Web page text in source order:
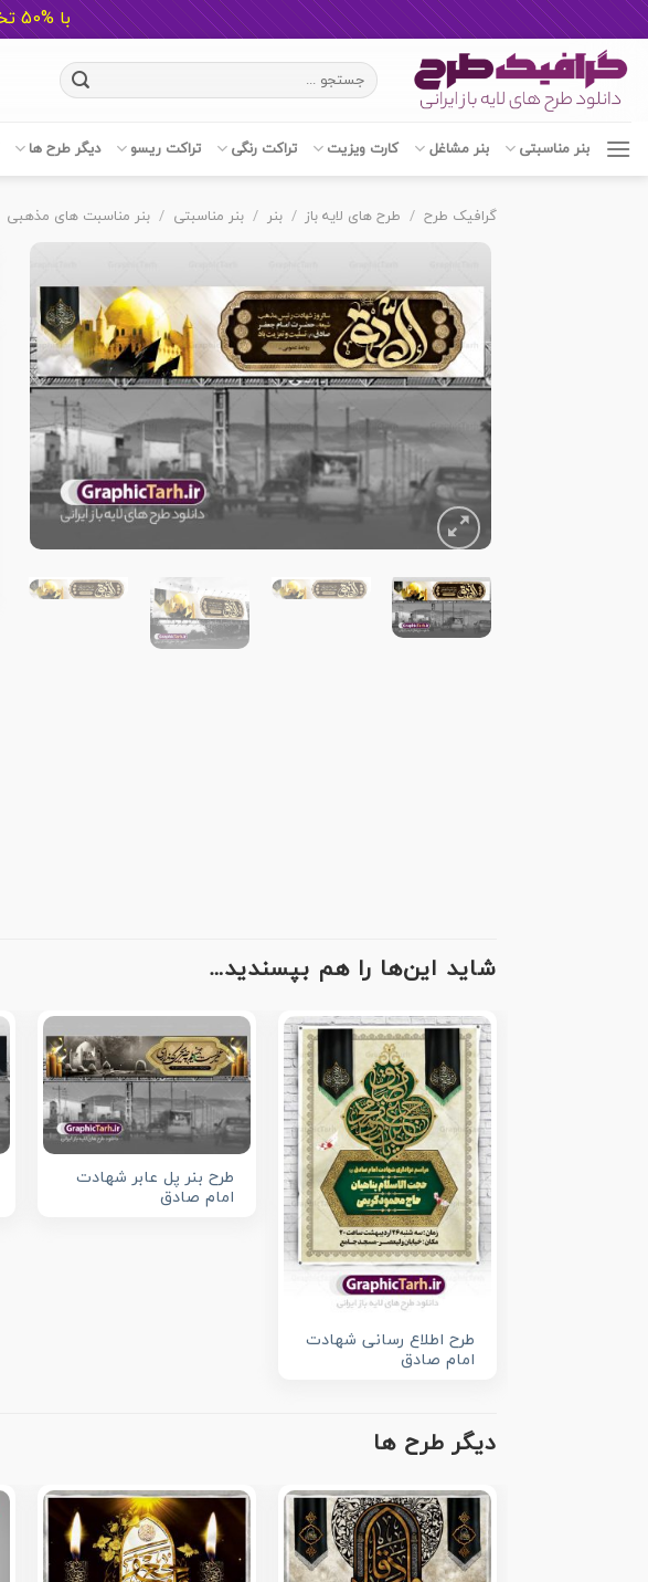
با %50 تخفیف اشتراک بخر
content
جستجو
برای:
بنر مناسبتی بنر مشاغل کارت ویزیت تراکت رنگی تراکت ریسو دیگر طرح ها
گرافیک طرح / طرح های لایه باز / بنر / بنر مناسبتی / بنر مناسبت های مذهبی
شاید این‌ها را هم بپسندید…
طرح اطلاع رسانی شهادت
امام صادق
طرح بنر پل عابر شهادت
امام صادق
دیگر طرح ها